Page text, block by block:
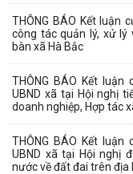
THÔNG BÁO Kết luận
công tác quản lý, xử
bàn xã Hà Bắc
THÔNG BÁO Kết
UBND xã tại Hội nghị
doanh nghiệp, Hợp tác
THÔNG BÁO Kết
UBND xã tại Hội nghị
nước về đất đai trên địa